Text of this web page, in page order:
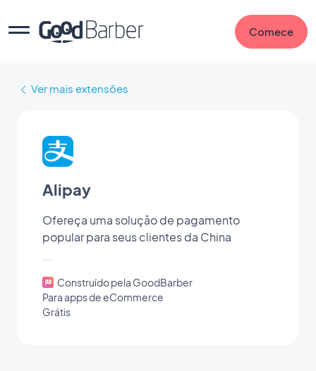
Comece
Ver mais extensões
Alipay
Ofereça uma solução de pagamento
popular para seus clientes da China
Construído pela GoodBarber
Para apps de eCommerce
Grátis